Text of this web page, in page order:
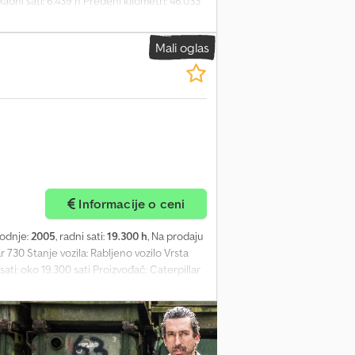
????? + Zadnja kamera + Klima
za korito + Ugrađena vaga ASCOREL +
poreza. > Dostava moguća uz doplatu. >
uz prethodnu najavu. ????? Ko smo
Specijalizovani za kupovinu/prodaju
na lageru Prostor od 100.000 m2 južno
| Teretna vozila | Laka i putnička vozila
Mali oglas
Informacije o ceni
2005, radni sati:19.300 h, Na prodaju
Stanje vozila: Rabljeno vozilo Vrsta
oko 19.300 sati Proizvođač: Caterpillar
Dizel Snaga: 239 kW / 325 KS
Zglobna izvedba Pogon na sva četiri
Upravljanje volanom Kontrolna tabla